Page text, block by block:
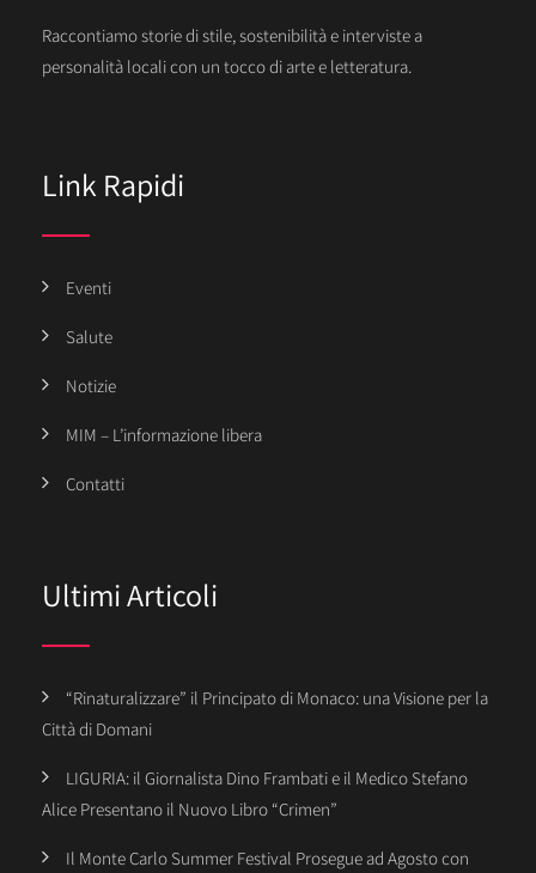
Raccontiamo storie di stile, sostenibilità e interviste a
personalità locali con un tocco di arte e letteratura.
Link Rapidi
Eventi
Salute
Notizie
MIM – L’informazione libera
Contatti
Ultimi Articoli
“Rinaturalizzare” il Principato di Monaco: una Visione per la
Città di Domani
LIGURIA: il Giornalista Dino Frambati e il Medico Stefano
Alice Presentano il Nuovo Libro “Crimen”
Il Monte Carlo Summer Festival Prosegue ad Agosto con